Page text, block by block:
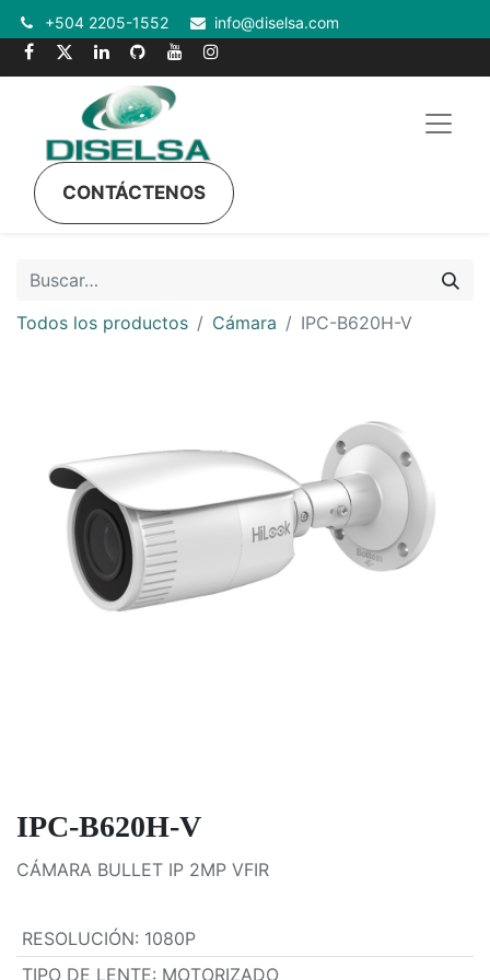
+504 2205-1552 info@diselsa.com
CONTÁCTENOS
Todos los productos Cámara IPC-B620H-V
IPC-B620H-V
CÁMARA BULLET IP 2MP VFIR
RESOLUCIÓN: 1080P
TIPO DE LENTE: MOTORIZADO